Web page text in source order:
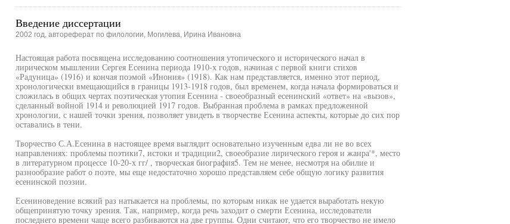
Введение диссертации
2002 год, автореферат по филологии, Могилева, Ирина Ивановна
Настоящая работа посвящена исследованию соотношения утопического и исторического начал в
лирическом мышлении Сергея Есенина периода 1910-х годов, начиная с первой книги стихов
«Радуница» (1916) и кончая поэмой «Инония» (1918). Как нам представляется, именно этот период,
хронологически вмещающийся в границы 1913-1918 годов, был временем, когда начала формироваться и
сложилась в общих чертах поэтическая утопия Есенина - своеобразный есенинский «ответ» на «вызов»,
сделанный войной 1914 и революцией 1917 годов. Выбранная проблема в рамках предложенной
хронологии, с нашей точки зрения, позволяет увидеть в творчестве Есенина аспекты, которые до сих пор
оставались в тени.
Творчество С.А.Есенина в настоящее время выглядит основательно изученным едва ли не во всех
направлениях: проблемы поэтики7, истоки и традиции2, своеобразие лирического героя и жанра'*, место
в литературном процессе 10-20-х гг/ , творческая биография5. Тем не менее, несмотря на обилие и
разнообразие работ о поэте, мы еще недостаточно хорошо представляем себе общую логику развития
есенинской поэзии.
Есениноведение всякий раз натыкается на проблемы, по которым никак не удается выработать некую
общепринятую точку зрения. Так, например, когда речь заходит о смерти Есенина, исследователи
последнего времени чаще всего разбиваются на две группы. Одни считают, что его творчество не имело